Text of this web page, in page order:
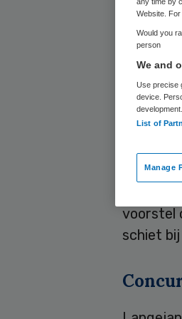
Theo
bestuur
voorstel
schiet
Website.
Would you
person
We and
Use precise
device.
development.
List of
Manage